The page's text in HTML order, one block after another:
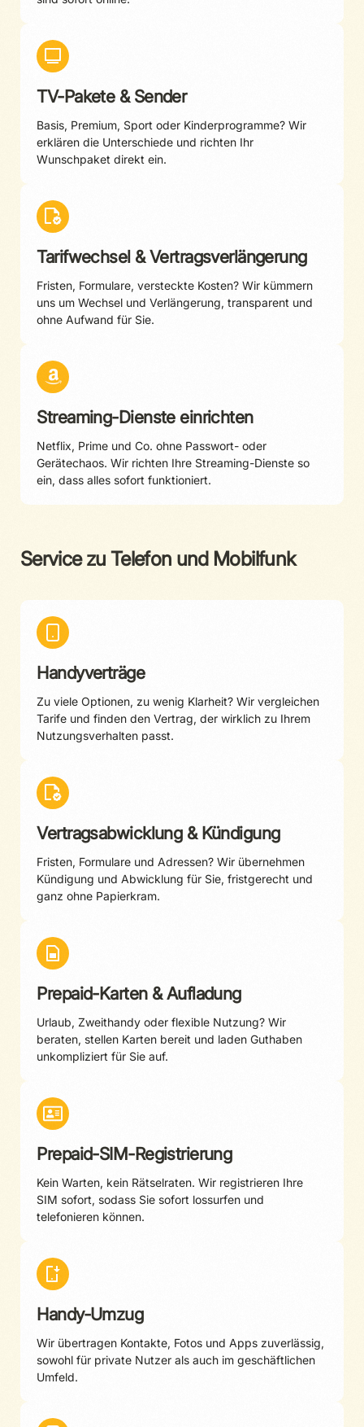
TV-Pakete & Sender
Basis, Premium, Sport oder Kinderprogramme? Wir
erklären die Unterschiede und richten Ihr
Wunschpaket direkt ein.
Tarifwechsel & Vertragsverlängerung
Fristen, Formulare, versteckte Kosten? Wir kümmern
uns um Wechsel und Verlängerung, transparent und
ohne Aufwand für Sie.
Streaming-Dienste einrichten
Netflix, Prime und Co. ohne Passwort- oder
Gerätechaos. Wir richten Ihre Streaming-Dienste so
ein, dass alles sofort funktioniert.
Service zu Telefon und Mobilfunk
Handyverträge
Zu viele Optionen, zu wenig Klarheit? Wir vergleichen
Tarife und finden den Vertrag, der wirklich zu Ihrem
Nutzungsverhalten passt.
Vertragsabwicklung & Kündigung
Fristen, Formulare und Adressen? Wir übernehmen
Kündigung und Abwicklung für Sie, fristgerecht und
ganz ohne Papierkram.
Prepaid-Karten & Aufladung
Urlaub, Zweithandy oder flexible Nutzung? Wir
beraten, stellen Karten bereit und laden Guthaben
unkompliziert für Sie auf.
Prepaid-SIM-Registrierung
Kein Warten, kein Rätselraten. Wir registrieren Ihre
SIM sofort, sodass Sie sofort lossurfen und
telefonieren können.
Handy-Umzug
Wir übertragen Kontakte, Fotos und Apps zuverlässig,
sowohl für private Nutzer als auch im geschäftlichen
Umfeld.